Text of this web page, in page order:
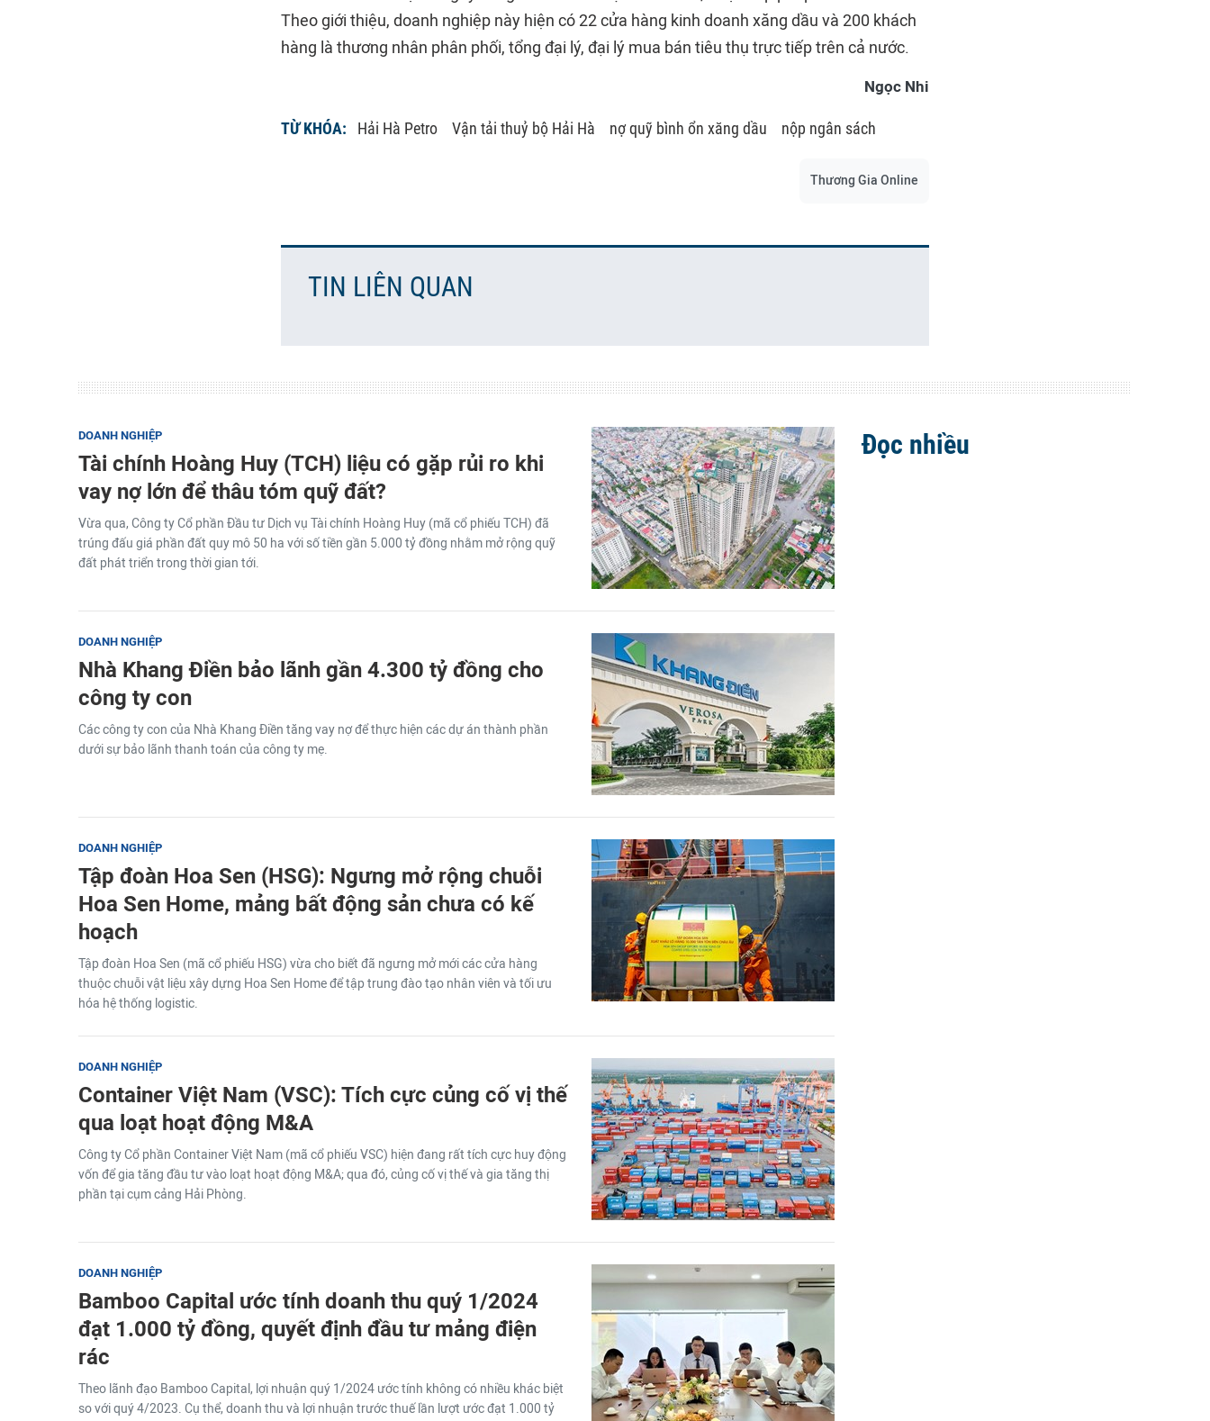
Theo giới thiệu, doanh nghiệp này hiện có 22 cửa hàng kinh doanh xăng dầu và 200 khách
hàng là thương nhân phân phối, tổng đại lý, đại lý mua bán tiêu thụ trực tiếp trên cả nước.
Ngọc Nhi
TỪ KHÓA: Hải Hà Petro Vận tải thuỷ bộ Hải Hà nợ quỹ bình ổn xăng dầu nộp ngân sách
Thương Gia Online
TIN LIÊN QUAN
DOANH NGHIỆP
Tài chính Hoàng Huy (TCH) liệu có gặp rủi ro khi
vay nợ lớn để thâu tóm quỹ đất?
Vừa qua, Công ty Cổ phần Đầu tư Dịch vụ Tài chính Hoàng Huy (mã cổ phiếu TCH) đã
trúng đấu giá phần đất quy mô 50 ha với số tiền gần 5.000 tỷ đồng nhằm mở rộng quỹ
đất phát triển trong thời gian tới.
DOANH NGHIỆP
Nhà Khang Điền bảo lãnh gần 4.300 tỷ đồng cho
công ty con
Các công ty con của Nhà Khang Điền tăng vay nợ để thực hiện các dự án thành phần
dưới sự bảo lãnh thanh toán của công ty mẹ.
DOANH NGHIỆP
Tập đoàn Hoa Sen (HSG): Ngưng mở rộng chuỗi
Hoa Sen Home, mảng bất động sản chưa có kế
hoạch
Tập đoàn Hoa Sen (mã cổ phiếu HSG) vừa cho biết đã ngưng mở mới các cửa hàng
thuộc chuỗi vật liệu xây dựng Hoa Sen Home để tập trung đào tạo nhân viên và tối ưu
hóa hệ thống logistic.
DOANH NGHIỆP
Container Việt Nam (VSC): Tích cực củng cố vị thế
qua loạt hoạt động M&A
Công ty Cổ phần Container Việt Nam (mã cổ phiếu VSC) hiện đang rất tích cực huy động
vốn để gia tăng đầu tư vào loạt hoạt động M&A; qua đó, củng cố vị thế và gia tăng thị
phần tại cụm cảng Hải Phòng.
DOANH NGHIỆP
Bamboo Capital ước tính doanh thu quý 1/2024
đạt 1.000 tỷ đồng, quyết định đầu tư mảng điện
rác
Theo lãnh đạo Bamboo Capital, lợi nhuận quý 1/2024 ước tính không có nhiều khác biệt
so với quý 4/2023. Cụ thể, doanh thu và lợi nhuận trước thuế lần lượt ước đạt 1.000 tỷ
Đọc nhiều